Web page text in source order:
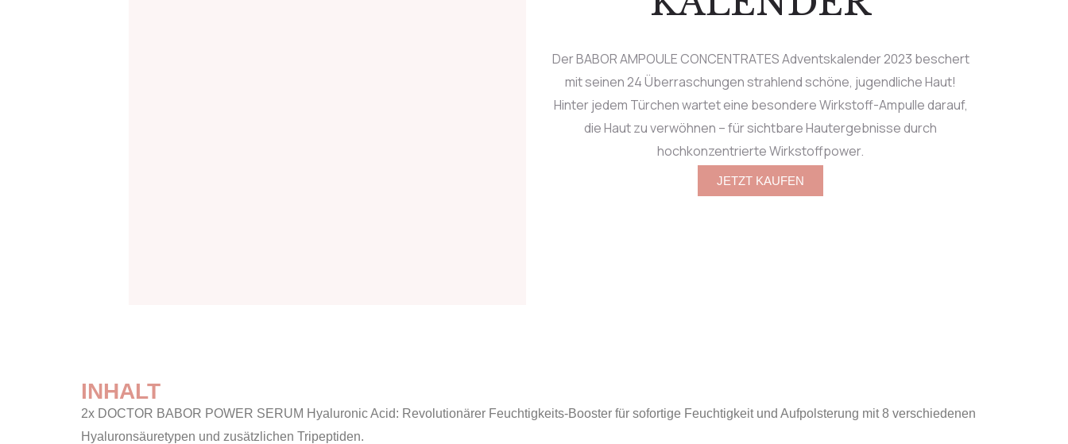
Der BABOR AMPOULE CONCENTRATES Adventskalender 2023 beschert
mit seinen 24 Überraschungen strahlend schöne, jugendliche Haut!
Hinter jedem Türchen wartet eine besondere Wirkstoff-Ampulle darauf,
die Haut zu verwöhnen – für sichtbare Hautergebnisse durch
hochkonzentrierte Wirkstoffpower.
JETZT KAUFEN
INHALT
2x DOCTOR BABOR POWER SERUM Hyaluronic Acid: Revolutionärer Feuchtigkeits-Booster für sofortige Feuchtigkeit und Aufpolsterung mit 8 verschiedenen
Hyaluronsäuretypen und zusätzlichen Tripeptiden.